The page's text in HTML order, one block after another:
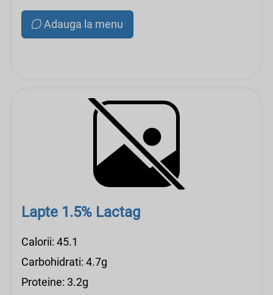
Adauga la menu
Lapte 1.5% Lactag
Calorii: 45.1
Carbohidrati: 4.7g
Proteine: 3.2g